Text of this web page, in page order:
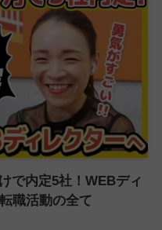
で内定5社！WEBディ
職活動の全て